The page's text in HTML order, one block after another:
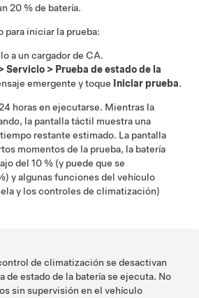
20 % de batería.
para iniciar la prueba:
a un cargador de CA.
Servicio > Prueba de estado de la
emergente y toque Iniciar prueba.
horas en ejecutarse. Mientras la
la pantalla táctil muestra una
restante estimado. La pantalla
momentos de la prueba, la batería
del 10 % (y puede que se
y algunas funciones del vehículo
y los controles de climatización)
de climatización se desactivan
de estado de la batería se ejecuta. No
sin supervisión en el vehículo